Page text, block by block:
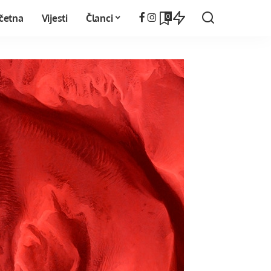
Vijesti Članci 0